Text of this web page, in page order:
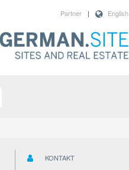
English
|
Partner
KONTAKT